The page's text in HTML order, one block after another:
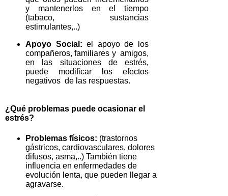
y mantenerlos en el tiempo
(tabaco, sustancias
estimulantes,..)
Apoyo Social: el apoyo de los
compañeros, familiares y amigos,
en las situaciones de estrés,
puede modificar los efectos
negativos de las respuestas.
¿Qué problemas puede ocasionar el
estrés?
Problemas físicos: (trastornos
gástricos, cardiovasculares, dolores
difusos, asma,..) También tiene
influencia en enfermedades de
evolución lenta, que pueden llegar a
agravarse.